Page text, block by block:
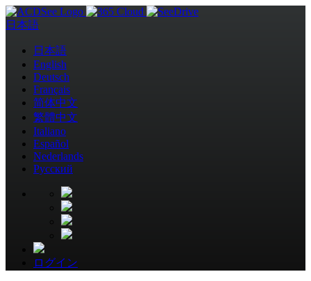
日本語
日本語
English
Deutsch
Français
简体中文
繁體中文
Italiano
Español
Nederlands
Pусский
ログイン